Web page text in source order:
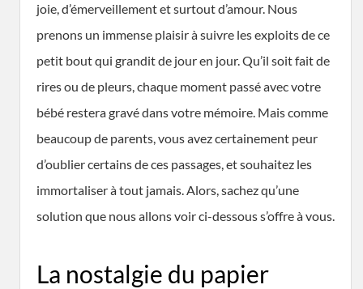
joie, d’émerveillement et surtout d’amour. Nous
prenons un immense plaisir à suivre les exploits de ce
petit bout qui grandit de jour en jour. Qu’il soit fait de
rires ou de pleurs, chaque moment passé avec votre
bébé restera gravé dans votre mémoire. Mais comme
beaucoup de parents, vous avez certainement peur
d’oublier certains de ces passages, et souhaitez les
immortaliser à tout jamais. Alors, sachez qu’une
solution que nous allons voir ci-dessous s’offre à vous.
La nostalgie du papier